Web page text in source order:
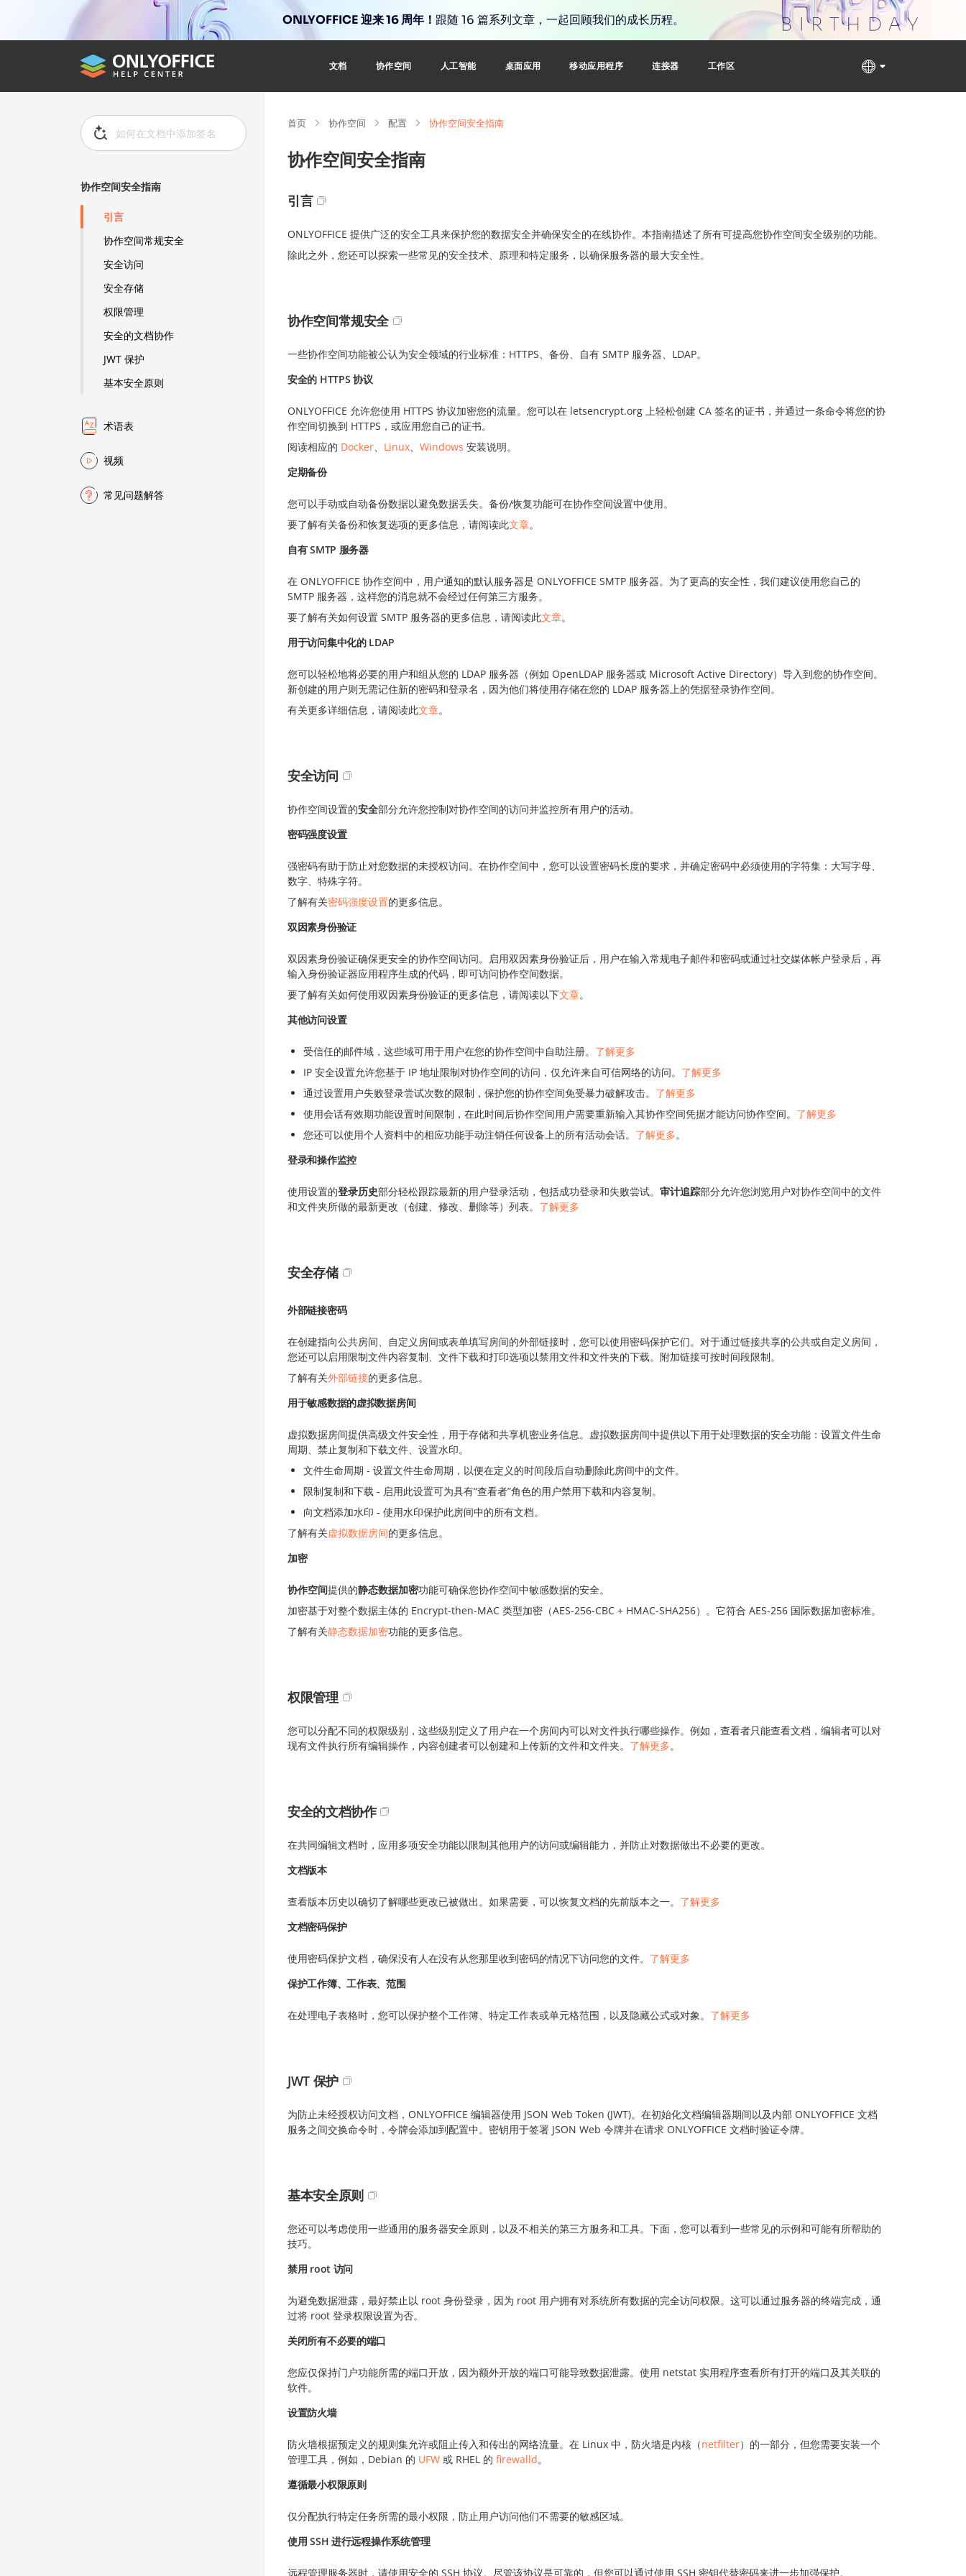
ONLYOFFICE 迎来 16 周年！ 跟随 16 篇系列文章，一起回顾我们的成长历程。
文档 协作空间 人工智能 桌面应用 移动应用程序 连接器 工作区
协作空间安全指南
引言
协作空间常规安全
安全访问
安全存储
权限管理
安全的文档协作
JWT 保护
基本安全原则
术语表
视频
常见问题解答
首页 协作空间 配置 协作空间安全指南
协作空间安全指南
引言
ONLYOFFICE 提供广泛的安全工具来保护您的数据安全并确保安全的在线协作。本指南描述了所有可提高您协作空间安全级别的功能。
除此之外，您还可以探索一些常见的安全技术、原理和特定服务，以确保服务器的最大安全性。
协作空间常规安全
一些协作空间功能被公认为安全领域的行业标准：HTTPS、备份、自有 SMTP 服务器、LDAP。
安全的 HTTPS 协议
ONLYOFFICE 允许您使用 HTTPS 协议加密您的流量。您可以在 letsencrypt.org 上轻松创建 CA 签名的证书，并通过一条命令将您的协
作空间切换到 HTTPS，或应用您自己的证书。
阅读相应的 Docker、 Linux、 Windows 安装说明。
定期备份
您可以手动或自动备份数据以避免数据丢失。备份/恢复功能可在协作空间设置中使用。
要了解有关备份和恢复选项的更多信息，请阅读此文章。
自有 SMTP 服务器
在 ONLYOFFICE 协作空间中，用户通知的默认服务器是 ONLYOFFICE SMTP 服务器。为了更高的安全性，我们建议使用您自己的
SMTP 服务器，这样您的消息就不会经过任何第三方服务。
要了解有关如何设置 SMTP 服务器的更多信息，请阅读此文章。
用于访问集中化的 LDAP
您可以轻松地将必要的用户和组从您的 LDAP 服务器（例如 OpenLDAP 服务器或 Microsoft Active Directory）导入到您的协作空间。
新创建的用户则无需记住新的密码和登录名，因为他们将使用存储在您的 LDAP 服务器上的凭据登录协作空间。
有关更多详细信息，请阅读此文章。
安全访问
协作空间设置的安全部分允许您控制对协作空间的访问并监控所有用户的活动。
密码强度设置
强密码有助于防止对您数据的未授权访问。在协作空间中，您可以设置密码长度的要求，并确定密码中必须使用的字符集：大写字母、
数字、特殊字符。
了解有关密码强度设置的更多信息。
双因素身份验证
双因素身份验证确保更安全的协作空间访问。启用双因素身份验证后，用户在输入常规电子邮件和密码或通过社交媒体帐户登录后，再
输入身份验证器应用程序生成的代码，即可访问协作空间数据。
要了解有关如何使用双因素身份验证的更多信息，请阅读以下文章。
其他访问设置
受信任的邮件域，这些域可用于用户在您的协作空间中自助注册。 了解更多
IP 安全设置允许您基于 IP 地址限制对协作空间的访问，仅允许来自可信网络的访问。 了解更多
通过设置用户失败登录尝试次数的限制，保护您的协作空间免受暴力破解攻击。 了解更多
使用会话有效期功能设置时间限制，在此时间后协作空间用户需要重新输入其协作空间凭据才能访问协作空间。 了解更多
您还可以使用个人资料中的相应功能手动注销任何设备上的所有活动会话。 了解更多。
登录和操作监控
使用设置的登录历史部分轻松跟踪最新的用户登录活动，包括成功登录和失败尝试。 审计追踪部分允许您浏览用户对协作空间中的文件
和文件夹所做的最新更改（创建、修改、删除等）列表。 了解更多
安全存储
外部链接密码
在创建指向公共房间、自定义房间或表单填写房间的外部链接时，您可以使用密码保护它们。对于通过链接共享的公共或自定义房间，
您还可以启用限制文件内容复制、文件下载和打印选项以禁用文件和文件夹的下载。附加链接可按时间段限制。
了解有关外部链接的更多信息。
用于敏感数据的虚拟数据房间
虚拟数据房间提供高级文件安全性，用于存储和共享机密业务信息。虚拟数据房间中提供以下用于处理数据的安全功能：设置文件生命
周期、禁止复制和下载文件、设置水印。
文件生命周期 - 设置文件生命周期，以便在定义的时间段后自动删除此房间中的文件。
限制复制和下载 - 启用此设置可为具有“查看者”角色的用户禁用下载和内容复制。
向文档添加水印 - 使用水印保护此房间中的所有文档。
了解有关虚拟数据房间的更多信息。
加密
协作空间提供的静态数据加密功能可确保您协作空间中敏感数据的安全。
加密基于对整个数据主体的 Encrypt-then-MAC 类型加密（AES-256-CBC + HMAC-SHA256）。它符合 AES-256 国际数据加密标准。
了解有关静态数据加密功能的更多信息。
权限管理
您可以分配不同的权限级别，这些级别定义了用户在一个房间内可以对文件执行哪些操作。例如，查看者只能查看文档，编辑者可以对
现有文件执行所有编辑操作，内容创建者可以创建和上传新的文件和文件夹。 了解更多。
安全的文档协作
在共同编辑文档时，应用多项安全功能以限制其他用户的访问或编辑能力，并防止对数据做出不必要的更改。
文档版本
查看版本历史以确切了解哪些更改已被做出。如果需要，可以恢复文档的先前版本之一。 了解更多
文档密码保护
使用密码保护文档，确保没有人在没有从您那里收到密码的情况下访问您的文件。 了解更多
保护工作簿、工作表、范围
在处理电子表格时，您可以保护整个工作簿、特定工作表或单元格范围，以及隐藏公式或对象。 了解更多
JWT 保护
为防止未经授权访问文档，ONLYOFFICE 编辑器使用 JSON Web Token (JWT)。在初始化文档编辑器期间以及内部 ONLYOFFICE 文档
服务之间交换命令时，令牌会添加到配置中。密钥用于签署 JSON Web 令牌并在请求 ONLYOFFICE 文档时验证令牌。
基本安全原则
您还可以考虑使用一些通用的服务器安全原则，以及不相关的第三方服务和工具。下面，您可以看到一些常见的示例和可能有所帮助的
技巧。
禁用 root 访问
为避免数据泄露，最好禁止以 root 身份登录，因为 root 用户拥有对系统所有数据的完全访问权限。这可以通过服务器的终端完成，通
过将 root 登录权限设置为否。
关闭所有不必要的端口
您应仅保持门户功能所需的端口开放，因为额外开放的端口可能导致数据泄露。使用 netstat 实用程序查看所有打开的端口及其关联的
软件。
设置防火墙
防火墙根据预定义的规则集允许或阻止传入和传出的网络流量。在 Linux 中，防火墙是内核（netfilter）的一部分，但您需要安装一个
管理工具，例如，Debian 的 UFW 或 RHEL 的 firewalld。
遵循最小权限原则
仅分配执行特定任务所需的最小权限，防止用户访问他们不需要的敏感区域。
使用 SSH 进行远程操作系统管理
远程管理服务器时，请使用安全的 SSH 协议。尽管该协议是可靠的，但您可以通过使用 SSH 密钥代替密码来进一步加强保护。